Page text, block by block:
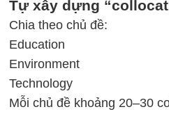
Tự xây dựng
Chia theo chủ đề:
Education
Environment
Technology
Mỗi chủ đề khoảng 20–30